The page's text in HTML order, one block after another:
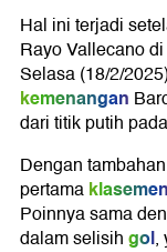
Hal ini terjadi
Rayo Vallecano
Selasa (18/2/
kemenangan
dari titik putih
Dengan
pertamaklasemen
Poinnya sama
dalam selisihgol,